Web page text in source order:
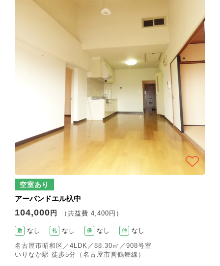
空室あり
アーバンドエル杁中
104,000 円 （共益費 4,400円）
敷 なし 礼 なし 保 なし 仲 なし
名古屋市昭和区／4LDK／88.30㎡／908号室
いりなか駅 徒歩5分（名古屋市営鶴舞線）